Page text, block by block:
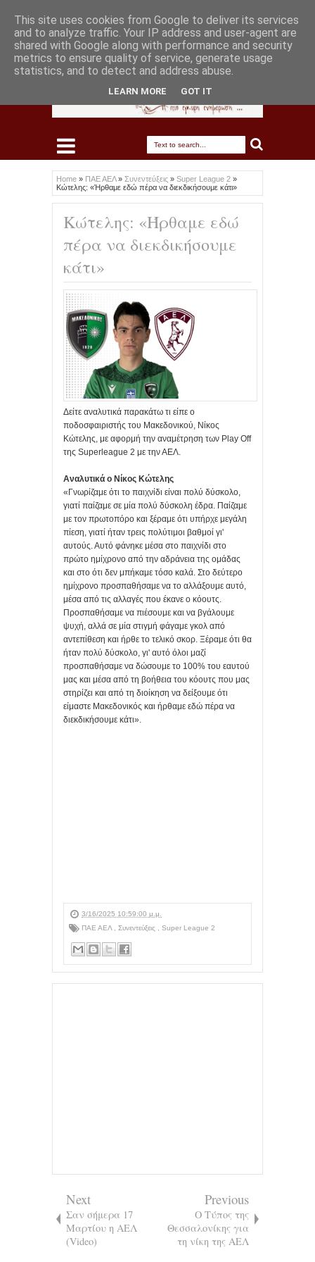
Home » ΠΑΕ ΑΕΛ» Συνεντεύξεις » Super League 2 »
Κώτελης: «Ήρθαμε εδώ πέρα να διεκδικήσουμε κάτι»
Κώτελης: «Ήρθαμε εδώ
πέρα να διεκδικήσουμε
κάτι»
Δείτε αναλυτικά παρακάτω τι είπε ο
ποδοσφαιριστής του Μακεδονικού, Νίκος
Κώτελης, με αφορμή την αναμέτρηση των Play Off
της Superleague 2 με την ΑΕΛ.
Αναλυτικά ο Νίκος Κώτελης
«Γνωρίζαμε ότι το παιχνίδι είναι πολύ δύσκολο,
γιατί παίζαμε σε μία πολύ δύσκολη έδρα. Παίζαμε
με τον πρωτοπόρο και ξέραμε ότι υπήρχε μεγάλη
πίεση, γιατί ήταν τρεις πολύτιμοι βαθμοί γι'
αυτούς. Αυτό φάνηκε μέσα στο παιχνίδι στο
πρώτο ημίχρονο από την αδράνεια της ομάδας
και στο ότι δεν μπήκαμε τόσο καλά. Στο δεύτερο
ημίχρονο προσπαθήσαμε να το αλλάξουμε αυτό,
μέσα από τις αλλαγές που έκανε ο κόουτς.
Προσπαθήσαμε να πιέσουμε και να βγάλουμε
ψυχή, αλλά σε μία στιγμή φάγαμε γκολ από
αντεπίθεση και ήρθε το τελικό σκορ. Ξέραμε ότι θα
ήταν πολύ δύσκολο, γι' αυτό όλοι μαζί
προσπαθήσαμε να δώσουμε το 100% του εαυτού
μας και μέσα από τη βοήθεια του κόουτς που μας
στηρίζει και από τη διοίκηση να δείξουμε ότι
είμαστε Μακεδονικός και ήρθαμε εδώ πέρα να
διεκδικήσουμε κάτι».
3/16/2025 10:59:00 μ.μ.
ΠΑΕ ΑΕΛ
Συνεντεύξεις Super League 2
Next
Σαν σήμερα 17
Μαρτίου η ΑΕΛ
(Video)
Previous
Ο Τύπος της
Θεσσαλονίκης για
τη νίκη της ΑΕΛ
This site uses cookies from Google to deliver its services
and to analyze traffic. Your IP address and user-agent are
shared with Google along with performance and security
metrics to ensure quality of service, generate usage
statistics, and to detect and address abuse.
LEARN MORE GOT IT